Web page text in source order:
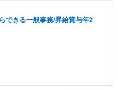
できる一般事務/昇給賞与年2